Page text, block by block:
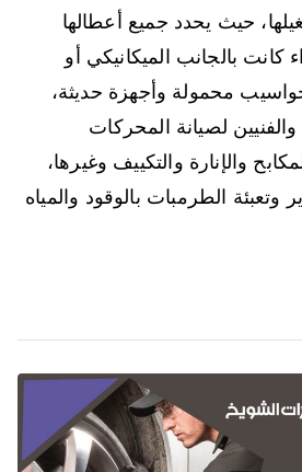
حيث يحدد جميع أعطالها
كانت بالجانب الميكانيكي أو
محمولة وأجهزة حديثة،
لصيانة المحركات
والإنارة والتكييف وغيرها،
وتعبئة الطرمبات بالوقود والمياه